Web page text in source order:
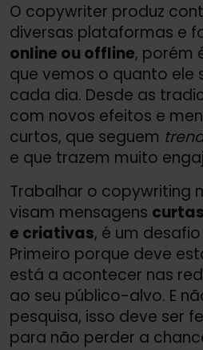
O copywriter produz
diversas plataformas e
online ou offline, porém
que vemos o quanto ele
cada dia. Desde as
com novos efeitos e
curtos, que seguem
e que trazem muito
Trabalhar o copywriting
visam mensagens
e criativas, é um
Primeiro porque deve
está a acontecer nas
ao seu público-alvo. E
pesquisa, isso deve ser
para não perder a